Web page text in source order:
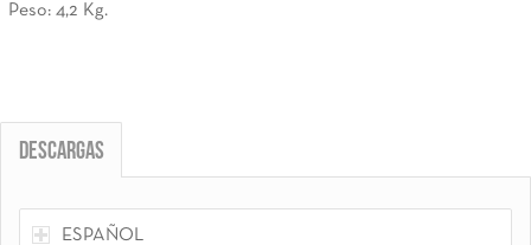
Peso: 4,2 Kg.
Descargas
ESPAÑOL